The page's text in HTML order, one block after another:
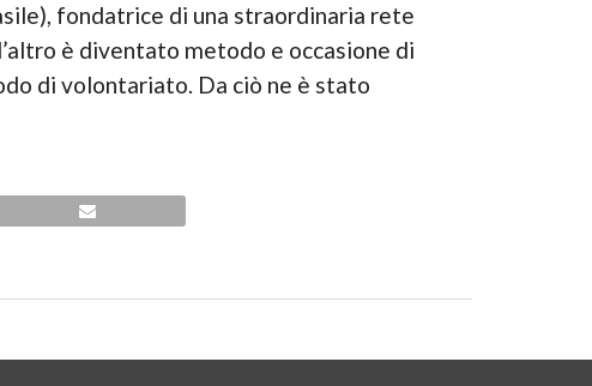
fondatrice di una straordinaria rete
è diventato metodo e occasione di
di volontariato. Da ciò ne è stato